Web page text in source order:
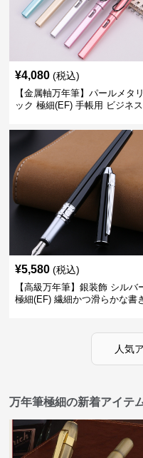
¥4,080 (税込)
【金属軸万年筆】パールメタリ
ック 極細(EF) 手帳用 ビジネス
る
¥5,580 (税込)
【高級万年筆】銀装飾 シルバ
極細(EF) 繊細かつ滑らかな書
人気
万年筆極細の新着アイテ